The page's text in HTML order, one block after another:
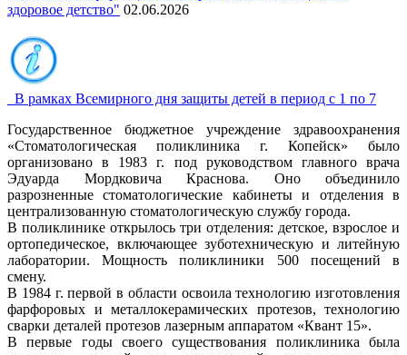
здоровое детство" 02.06.2026
В рамках Всемирного дня защиты детей в период с 1 по 7
Государственное бюджетное учреждение здравоохранения
«Стоматологическая поликлиника г. Копейск» было
организовано в 1983 г. под руководством главного врача
Эдуарда Мордковича Краснова. Оно объединило
разрозненные стоматологические кабинеты и отделения в
централизованную стоматологическую службу города.
В поликлинике открылось три отделения: детское, взрослое и
ортопедическое, включающее зуботехническую и литейную
лаборатории. Мощность поликлиники 500 посещений в
смену.
В 1984 г. первой в области освоила технологию изготовления
фарфоровых и металлокерамических протезов, технологию
сварки деталей протезов лазерным аппаратом «Квант 15».
В первые годы своего существования поликлиника была